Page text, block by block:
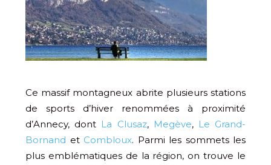
Ce massif montagneux abrite plusieurs stations
de sports d’hiver renommées à proximité
d’Annecy, dont La Clusaz, Megève, Le Grand-
Bornand et Combloux. Parmi les sommets les
plus emblématiques de la région, on trouve le